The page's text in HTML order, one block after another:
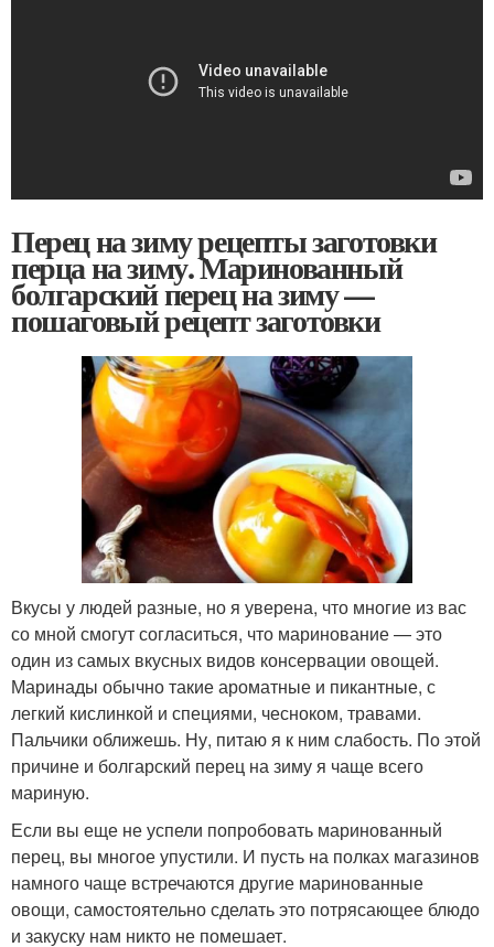
Перец на зиму рецепты заготовки
перца на зиму. Маринованный
болгарский перец на зиму —
пошаговый рецепт заготовки
Вкусы у людей разные, но я уверена, что многие из вас
со мной смогут согласиться, что маринование — это
один из самых вкусных видов консервации овощей.
Маринады обычно такие ароматные и пикантные, с
легкий кислинкой и специями, чесноком, травами.
Пальчики оближешь. Ну, питаю я к ним слабость. По этой
причине и болгарский перец на зиму я чаще всего
мариную.
Если вы еще не успели попробовать маринованный
перец, вы многое упустили. И пусть на полках магазинов
намного чаще встречаются другие маринованные
овощи, самостоятельно сделать это потрясающее блюдо
и закуску нам никто не помешает.